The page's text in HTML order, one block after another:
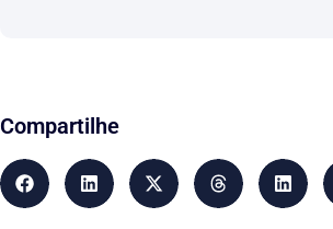
Ressalta-se que o
reiteradas vezes, ao segurado
descampado do direito em vigor
assegura a todos os cidadãos
especial, “cobertura plena” aos
Compartilhe